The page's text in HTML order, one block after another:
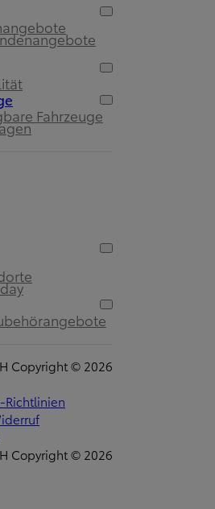
Fahrzeuge
Copyright © 2026
Richtlinien
Copyright © 2026